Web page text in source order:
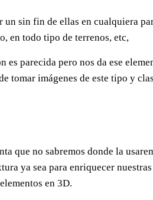
sin fin de ellas en cualquiera
en todo tipo de terrenos, etc,
parecida pero nos da ese
tomar imágenes de este tipo y
que no sabremos donde la
ya sea para enriquecer
en 3D.